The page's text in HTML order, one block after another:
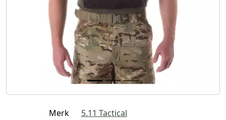
Merk
5.11 Tactical